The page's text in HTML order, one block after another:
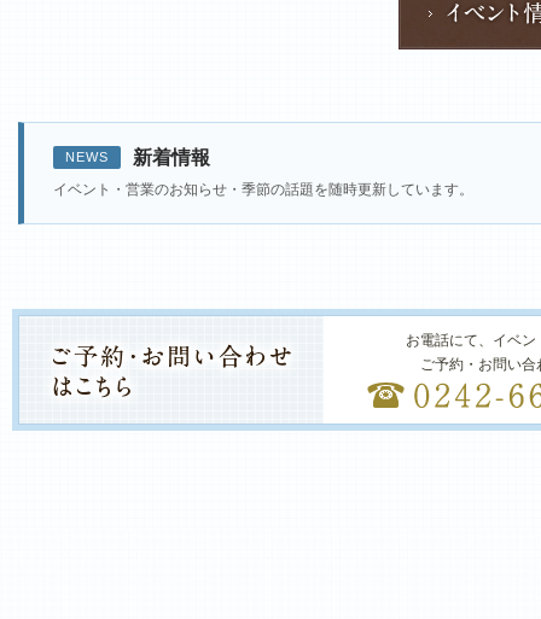
NEWS 新着情報
イベント・営業のお知らせ・季節の話題を随時更新しています。
お電話にて、イベ
ご予約・お問い